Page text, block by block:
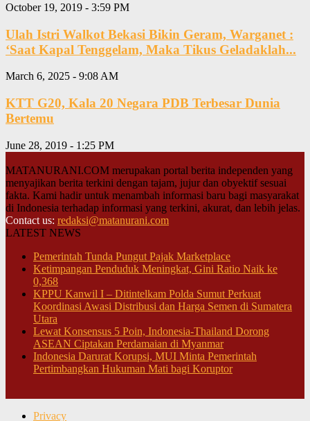
October 19, 2019 - 3:59 PM
Ulah Istri Walkot Bekasi Bikin Geram, Warganet :
‘Saat Kapal Tenggelam, Maka Tikus Geladaklah...
March 6, 2025 - 9:08 AM
KTT G20, Kala 20 Negara PDB Terbesar Dunia
Bertemu
June 28, 2019 - 1:25 PM
MATANURANI.COM merupakan portal berita independen yang
menyajikan berita terkini dengan tajam, jujur dan obyektif sesuai
fakta. Kami hadir untuk menambah informasi baru bagi masyarakat
di Indonesia terhadap informasi yang terkini, akurat, dan lebih jelas.
Contact us: redaksi@matanurani.com
LATEST NEWS
Pemerintah Tunda Pungut Pajak Marketplace
Ketimpangan Penduduk Meningkat, Gini Ratio Naik ke
0,368
KPPU Kanwil I – Ditintelkam Polda Sumut Perkuat
Koordinasi Awasi Distribusi dan Harga Semen di Sumatera
Utara
Lewat Konsensus 5 Poin, Indonesia-Thailand Dorong
ASEAN Ciptakan Perdamaian di Myanmar
Indonesia Darurat Korupsi, MUI Minta Pemerintah
Pertimbangkan Hukuman Mati bagi Koruptor
Privacy